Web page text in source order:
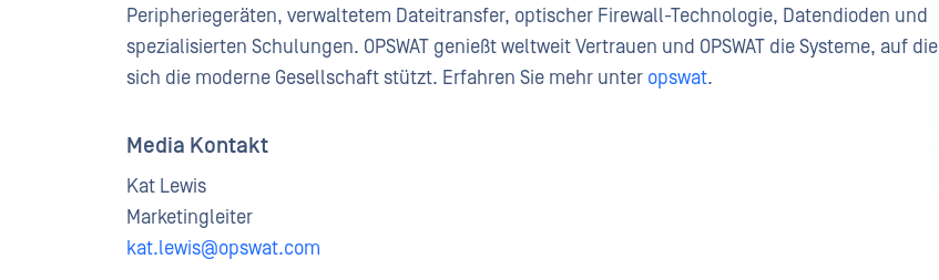
Peripheriegeräten, verwaltetem Dateitransfer, optischer Firewall-Technologie, Datendioden und
spezialisierten Schulungen. OPSWAT genießt weltweit Vertrauen und OPSWAT die Systeme, auf die
sich die moderne Gesellschaft stützt. Erfahren Sie mehr unter opswat.
Media Kontakt
Kat Lewis
Marketingleiter
kat.lewis@opswat.com